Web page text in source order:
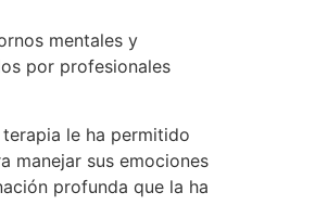
mentales y
por profesionales
le ha permitido
manejar sus emociones
profunda que la ha